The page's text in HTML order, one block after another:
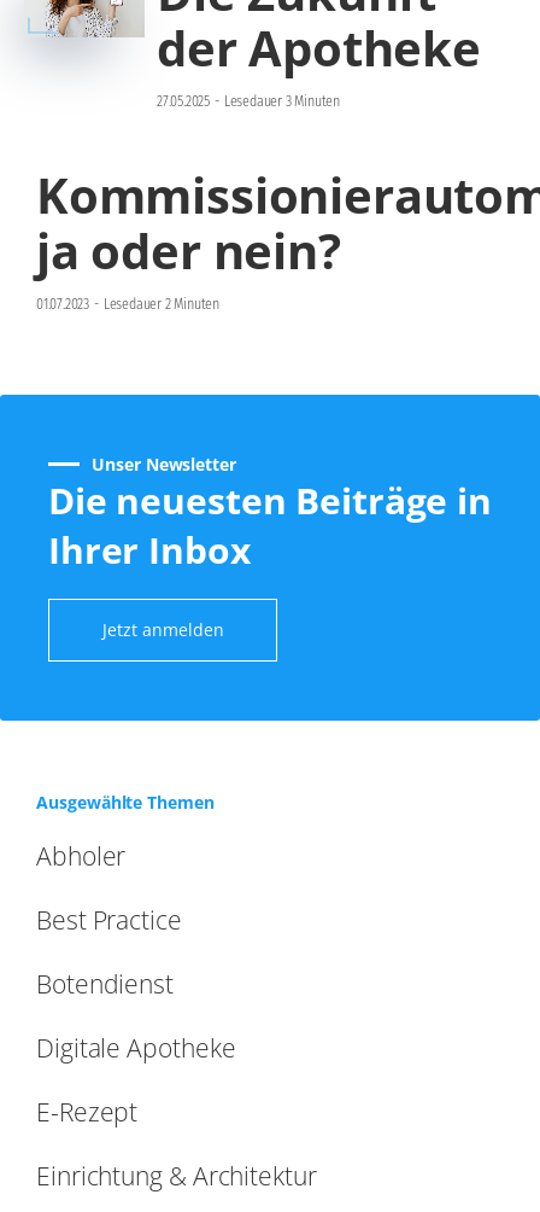
der Apotheke
27.05.2025 - Lesedauer 3 Minuten
ja oder nein?
01.07.2023 - Lesedauer 2 Minuten
Unser Newsletter
Die neuesten Beiträge in
Ihrer Inbox
Jetzt anmelden
Ausgewählte Themen
Abholer
Best Practice
Botendienst
Digitale Apotheke
E-Rezept
Einrichtung & Architektur